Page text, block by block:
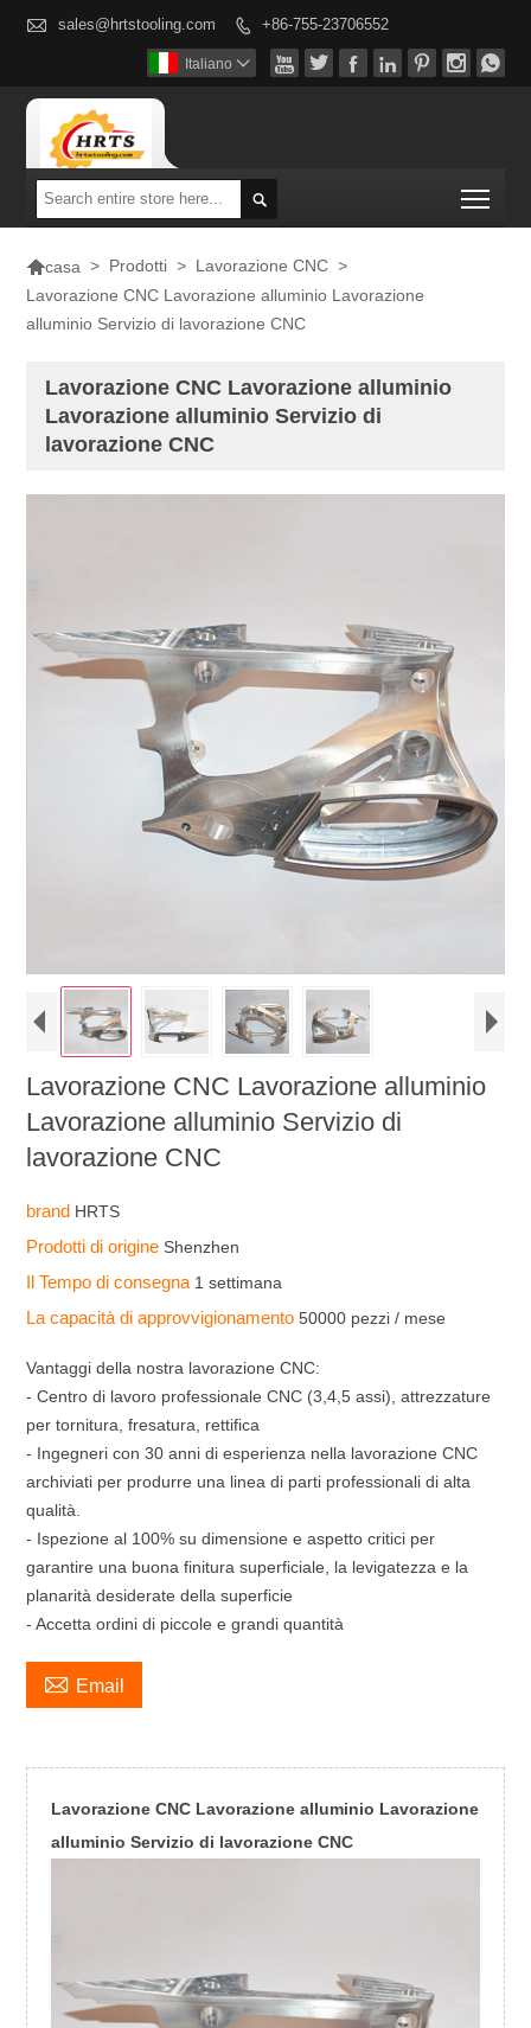
 sales@hrtstooling.com  +86-755-23706552
      
Italiano 

casa > Prodotti > Lavorazione CNC >
Lavorazione CNC Lavorazione alluminio Lavorazione
alluminio Servizio di lavorazione CNC
Lavorazione CNC Lavorazione alluminio
Lavorazione alluminio Servizio di
lavorazione CNC
Lavorazione CNC Lavorazione alluminio
Lavorazione alluminio Servizio di
lavorazione CNC
brand HRTS
Prodotti di origine Shenzhen
Il Tempo di consegna 1 settimana
La capacità di approvvigionamento50000 pezzi / mese
Vantaggi della nostra lavorazione CNC:
- Centro di lavoro professionale CNC (3,4,5 assi), attrezzature
per tornitura, fresatura, rettifica
- Ingegneri con 30 anni di esperienza nella lavorazione CNC
archiviati per produrre una linea di parti professionali di alta
qualità.
- Ispezione al 100% su dimensione e aspetto critici per
garantire una buona finitura superficiale, la levigatezza e la
planarità desiderate della superficie
- Accetta ordini di piccole e grandi quantità
 Email
Lavorazione CNC Lavorazione alluminio Lavorazione
alluminio Servizio di lavorazione CNC